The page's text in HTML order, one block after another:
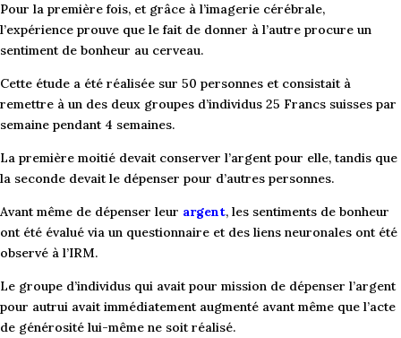
Pour la première fois, et grâce à l’imagerie cérébrale,
l’expérience prouve que le fait de donner à l’autre procure un
sentiment de bonheur au cerveau.
Cette étude a été réalisée sur 50 personnes et consistait à
remettre à un des deux groupes d’individus 25 Francs suisses par
semaine pendant 4 semaines.
La première moitié devait conserver l’argent pour elle, tandis que
la seconde devait le dépenser pour d’autres personnes.
Avant même de dépenser leur argent, les sentiments de bonheur
ont été évalué via un questionnaire et des liens neuronales ont été
observé à l’IRM.
Le groupe d’individus qui avait pour mission de dépenser l’argent
pour autrui avait immédiatement augmenté avant même que l’acte
de générosité lui-même ne soit réalisé.